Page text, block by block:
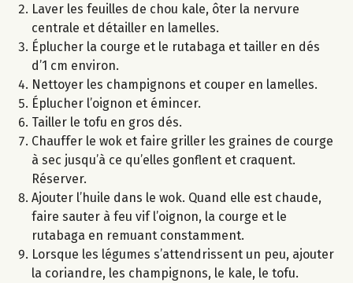
Laver les feuilles de chou kale, ôter la nervure
centrale et détailler en lamelles.
Éplucher la courge et le rutabaga et tailler en dés
d’1 cm environ.
Nettoyer les champignons et couper en lamelles.
Éplucher l’oignon et émincer.
Tailler le tofu en gros dés.
Chauffer le wok et faire griller les graines de courge
à sec jusqu’à ce qu’elles gonflent et craquent.
Réserver.
Ajouter l’huile dans le wok. Quand elle est chaude,
faire sauter à feu vif l’oignon, la courge et le
rutabaga en remuant constamment.
Lorsque les légumes s’attendrissent un peu, ajouter
la coriandre, les champignons, le kale, le tofu.